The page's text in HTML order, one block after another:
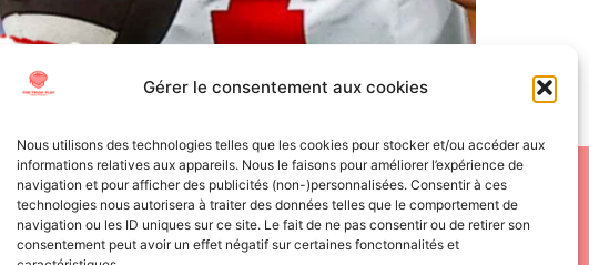
Gérer le consentement aux cookies
Nous utilisons des technologies telles que les cookies pour stocker et/ou accéder aux
informations relatives aux appareils. Nous le faisons pour améliorer l’expérience de
navigation et pour afficher des publicités (non-)personnalisées. Consentir à ces
technologies nous autorisera à traiter des données telles que le comportement de
navigation ou les ID uniques sur ce site. Le fait de ne pas consentir ou de retirer son
consentement peut avoir un effet négatif sur certaines fonctonnalités et
2023 ? À 1 mois de la Draft NFL 2023, Valentin et
de déterminer lequel des deux meilleurs
interdit de reproduire, distribuer ou utiliser de quelque manière que
expresse de leurs propriétaires.